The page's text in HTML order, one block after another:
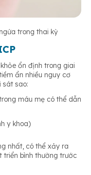
trong thai kỳ
ổn định trong giai
ẩn nhiều nguy cơ
sát sao:
máu mẹ có thể dẫn
y khoa)
nhất, có thể xảy ra
triển bình thường trước